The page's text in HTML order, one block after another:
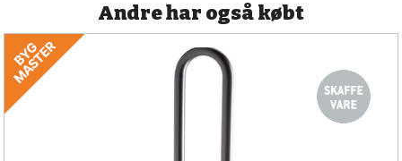
Andre har også købt